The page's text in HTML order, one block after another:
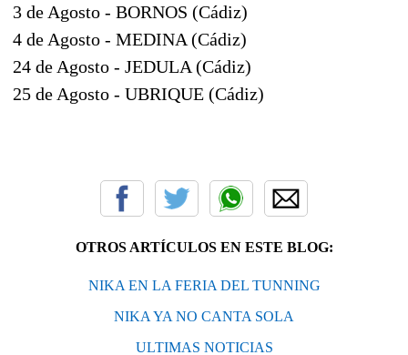
3 de Agosto - BORNOS (Cádiz)
4 de Agosto - MEDINA (Cádiz)
24 de Agosto - JEDULA (Cádiz)
25 de Agosto - UBRIQUE (Cádiz)
OTROS ARTÍCULOS EN ESTE BLOG:
NIKA EN LA FERIA DEL TUNNING
NIKA YA NO CANTA SOLA
ULTIMAS NOTICIAS